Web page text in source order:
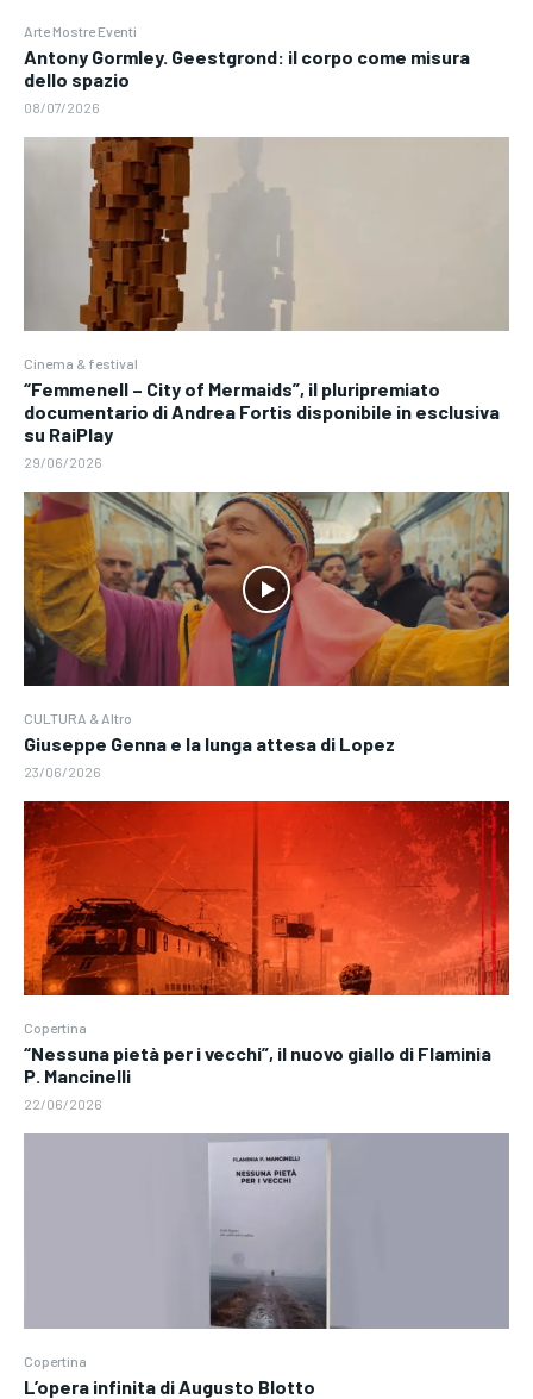
Arte Mostre Eventi
Antony Gormley. Geestgrond: il corpo come misura
dello spazio
08/07/2026
Cinema & festival
“Femmenell – City of Mermaids”, il pluripremiato
documentario di Andrea Fortis disponibile in esclusiva
su RaiPlay
29/06/2026
CULTURA & Altro
Giuseppe Genna e la lunga attesa di Lopez
23/06/2026
Copertina
“Nessuna pietà per i vecchi”, il nuovo giallo di Flaminia
P. Mancinelli
22/06/2026
Copertina
L’opera infinita di Augusto Blotto